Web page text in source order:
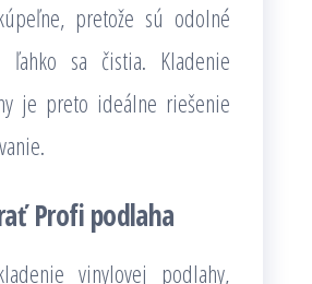
pretože sú odolné
sa čistia. Kladenie
je preto ideálne riešenie
Profi podlaha
vinylovej podlahy,